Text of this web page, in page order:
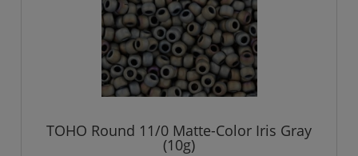
TOHO Round 11/0 Matte-Color Iris Gray
(10g)